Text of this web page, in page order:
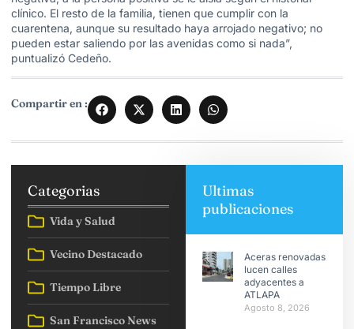
clínico. El resto de la familia, tienen que cumplir con la
cuarentena, aunque su resultado haya arrojado negativo; no
pueden estar saliendo por las avenidas como si nada”,
puntualizó Cedeño.
Compartir en :
Categorias
Vida y Salud
Vecino Destacado
Tiempo Libre
San Francisco News
Ultimas
publicaciones
Aceras renovadas
lucen calles
adyacentes a
ATLAPA
Agosto 8, 2026